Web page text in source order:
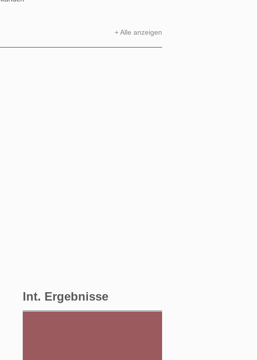
+ Alle anzeigen
Int. Ergebnisse